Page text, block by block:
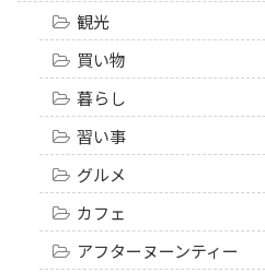
観光
買い物
暮らし
習い事
グルメ
カフェ
アフターヌーンティー